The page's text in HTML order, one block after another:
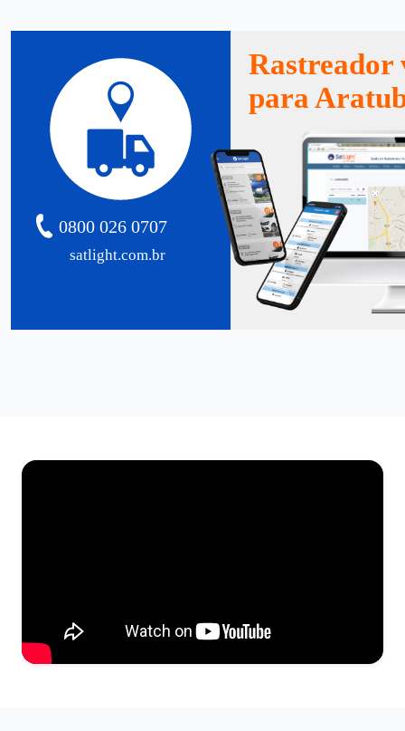
satlight.com.br
0800 026 0707
Rastreador
para